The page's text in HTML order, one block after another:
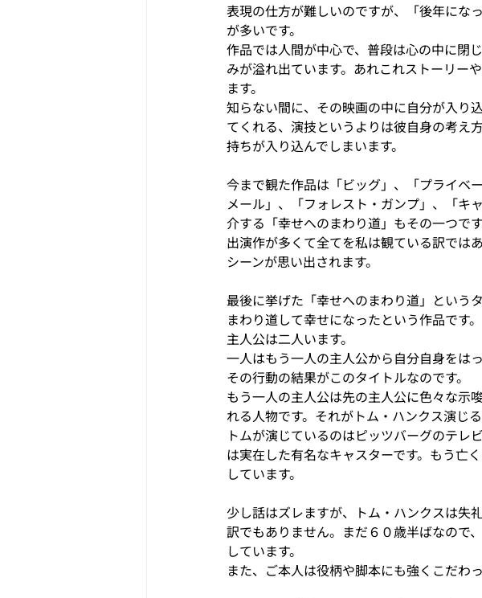
表現の仕方が難しいのですが、「後年にな
が多いです。
作品では人間が中心で、普段は心の中に閉
みが溢れ出ています。あれこれストーリー
ます。
知らない間に、その映画の中に自分が入り
てくれる、演技というよりは彼自身の考え
持ちが入り込んでしまいます。
今まで観た作品は「ビッグ」、「プライベ
メール」、「フォレスト・ガンプ」、「キ
介する「幸せへのまわり道」もその一つです
出演作が多くて全てを私は観ている訳では
シーンが思い出されます。
最後に挙げた「幸せへのまわり道」という
まわり道して幸せになったという作品です。
主人公は二人います。
一人はもう一人の主人公から自分自身をは
その行動の結果がこのタイトルなのです。
もう一人の主人公は先の主人公に色々な示
れる人物です。それがトム・ハンクス演じる
トムが演じているのはピッツバーグのテレ
は実在した有名なキャスターです。もう亡
しています。
少し話はズレますが、トム・ハンクスは失
訳でもありません。まだ６０歳半ばなので
しています。
また、ご本人は役柄や脚本にも強くこだわ